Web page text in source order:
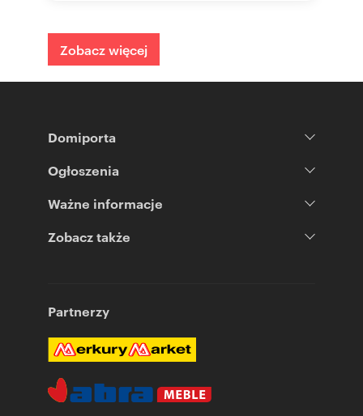
Zobacz więcej
Domiporta
Ogłoszenia
Ważne informacje
Zobacz także
Partnerzy